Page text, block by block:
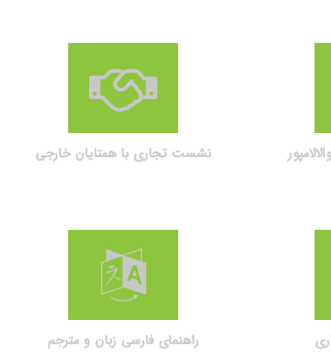
نشست تجاری با همتایان خارجی
راهنمای فارسی زبان و مترجم